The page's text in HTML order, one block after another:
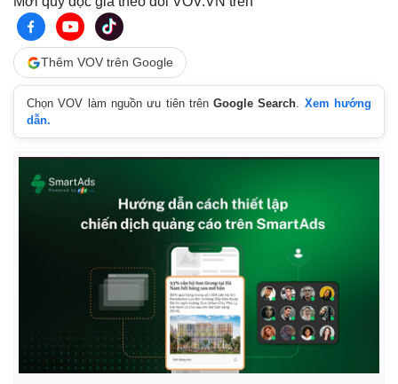
Bất động sản
Thị trường
Giá vàng
Tiêu dùng
Tỷ giá
Chứng khoán
Giá cà phê
Thêm VOV trên Google
Chọn VOV làm nguồn ưu tiên trênGoogle Search. Xem hướng
dẫn.